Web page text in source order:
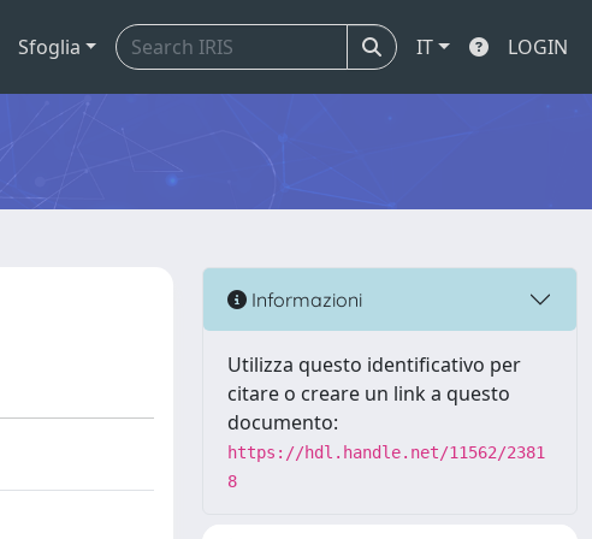
Sfoglia IT LOGIN
Informazioni
Utilizza questo identificativo per
citare o creare un link a questo
documento:
https://hdl.handle.net/11562/2381
8